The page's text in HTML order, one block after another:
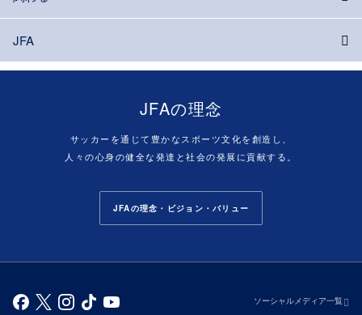
JFA
JFAの理念
サッカーを通じて豊かなスポーツ文化を創造し、
人々の心身の健全な発達と社会の発展に貢献する。
JFAの理念・ビジョン・バリュー
ソーシャルメディア一覧